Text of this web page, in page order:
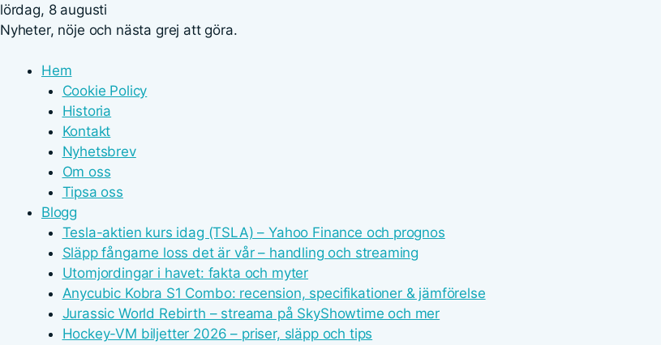
lördag, 8 augusti
Nyheter, nöje och nästa grej att göra.
Hem
Cookie Policy
Historia
Kontakt
Nyhetsbrev
Om oss
Tipsa oss
Blogg
Tesla-aktien kurs idag (TSLA) – Yahoo Finance och prognos
Släpp fångarne loss det är vår – handling och streaming
Utomjordingar i havet: fakta och myter
Anycubic Kobra S1 Combo: recension, specifikationer & jämförelse
Jurassic World Rebirth – streama på SkyShowtime och mer
Hockey-VM biljetter 2026 – priser, släpp och tips